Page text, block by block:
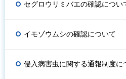
セグロウリミバエの確認につい
イモゾウムシの確認について
侵入病害虫に関する通報制度に